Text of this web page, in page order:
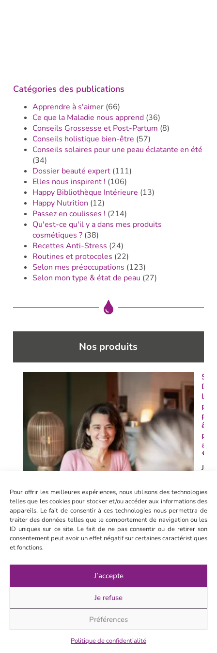
Pour offrir les meilleures expériences, nous utilisons des technologies
telles que les cookies pour stocker et/ou accéder aux informations des
appareils. Le fait de consentir à ces technologies nous permettra de
traiter des données telles que le comportement de navigation ou les
ID uniques sur ce site. Le fait de ne pas consentir ou de retirer son
consentement peut avoir un effet négatif sur certaines caractéristiques
et fonctions.
J’accepte
Je refuse
Préférences
Politique de confidentialité
Catégories des publications
Apprendre à s'aimer(66)
Ce que la Maladie nous apprend(36)
Conseils Grossesse et Post-Partum (8)
Conseils holistique bien-être (57)
Conseils solaires pour une peau éclatante en été
(34)
Dossier beauté expert(111)
Elles nous inspirent ! (106)
Happy Bibliothèque Intérieure (13)
Happy Nutrition (12)
Passez en coulisses ! (214)
Qu'est-ce qu'il y a dans mes produits
cosmétiques ?(38)
Recettes Anti-Stress (24)
Routines et protocoles (22)
Selon mes préoccupations (123)
Selon mon type & état de peau (27)
Nos produits
le
pas
paix
💜
Je
>